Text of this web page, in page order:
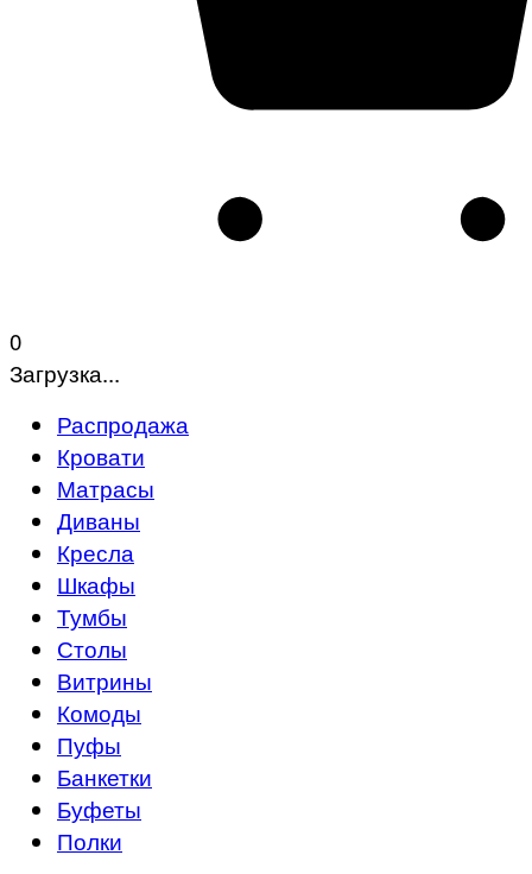
0
Загрузка...
Распродажа
Кровати
Матрасы
Диваны
Кресла
Шкафы
Тумбы
Столы
Витрины
Комоды
Пуфы
Банкетки
Буфеты
Полки